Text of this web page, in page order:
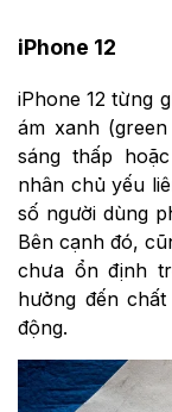
iPhone 12
iPhone 12 từng
ám xanh
sáng thấp
nhân chủ yếu
số người dùng
Bên cạnh đó,
chưa ổn định
hưởng đến
động.